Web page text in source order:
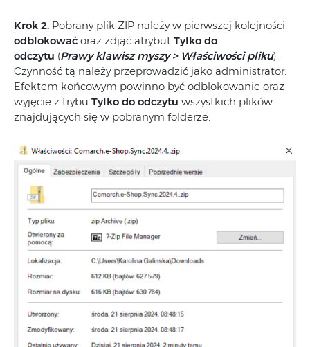
Krok 2. Pobrany plik ZIP należy w pierwszej kolejności
odblokować oraz zdjąć atrybut Tylko do
odczytu (Prawy klawisz myszy > Właściwości pliku).
Czynność tą należy przeprowadzić jako administrator.
Efektem końcowym powinno być odblokowanie oraz
wyjęcie z trybu Tylko do odczytu wszystkich plików
znajdujących się w pobranym folderze.